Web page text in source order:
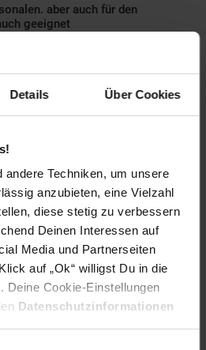
Details Über Cookies
Techniken, um unsere
anzubieten, eine Vielzahl
diese stetig zu verbessern
Deinen Interessen auf
Media und Partnerseiten
auf „Ok“ willigst Du in die
Deine Cookie-Einstellungen
Datenschutzinformationen
aber auch für den
geeignet
Premium beschichtetes
dank zweitem Fenster an
Polyethylene-Plane
Stahlrahmen
cm